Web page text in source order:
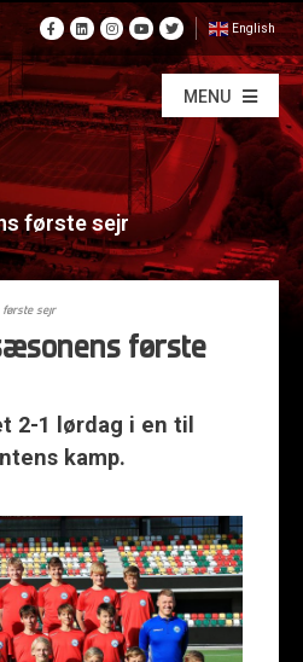
English
MENU
første sejr
første sejr
første
2-1 lørdag i en til
kamp.